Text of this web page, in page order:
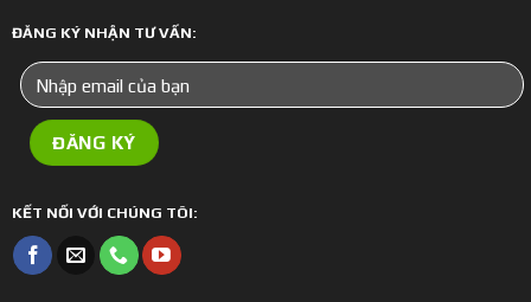
ĐĂNG KÝ NHẬN TƯ VẤN:
KẾT NỐI VỚI CHÚNG TÔI: